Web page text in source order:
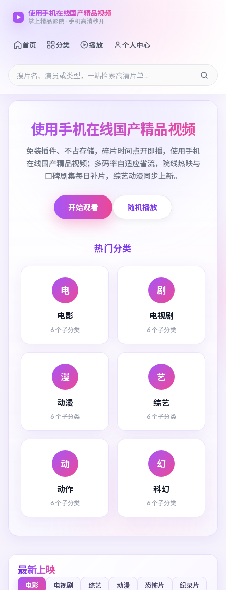
使用手机在线国产精品视频
掌上精品影院 · 手机高清秒开
首页 分类 播放 个人中心
使用手机在线国产精品视频
免装插件、不占存储，碎片时间点开即播，使用手机
在线国产精品视频；多码率自适应省流，院线热映与
口碑剧集每日补片，综艺动漫同步上新。
开始观看 随机播放
热门分类
电
电影
6 个子分类
剧
电视剧
6 个子分类
漫
动漫
6 个子分类
艺
综艺
6 个子分类
动
动作
6 个子分类
幻
科幻
6 个子分类
最新上映
电影 电视剧 综艺 动漫 恐怖片 纪录片